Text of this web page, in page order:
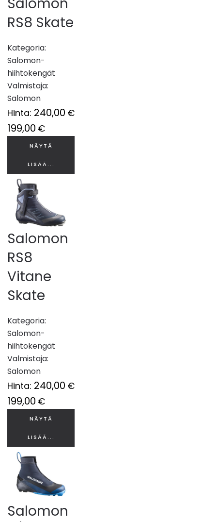
RS8 Skate
Kategoria:
Salomon-
hiihtokengät
Valmistaja:
Salomon
Hinta: 240,00 €
199,00 €
NÄYTÄ
LISÄÄ...
Salomon
RS8
Vitane
Skate
Kategoria:
Salomon-
hiihtokengät
Valmistaja:
Salomon
Hinta: 240,00 €
199,00 €
NÄYTÄ
LISÄÄ...
Salomon